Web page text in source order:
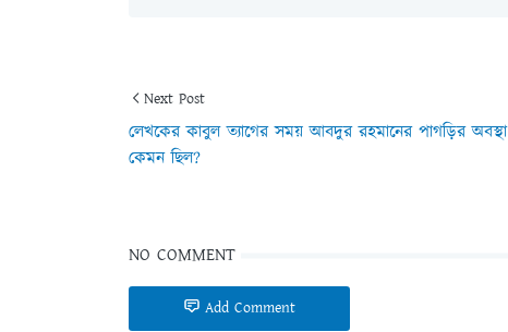
Next Post
লেখকের কাবুল ত্যাগের সময় আবদুর রহমানের পাগড়ির অবস্থা
কেমন ছিল?
NO COMMENT
Add Comment